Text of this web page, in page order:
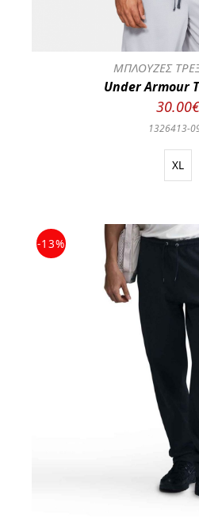
ΜΠΛΟΥΖΕΣ
Under Armour
30.00€
1326413-
XL
-13%